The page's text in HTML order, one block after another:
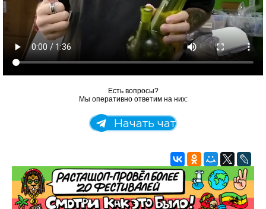
Есть вопросы?
Мы оперативно ответим на них:
Начать чат